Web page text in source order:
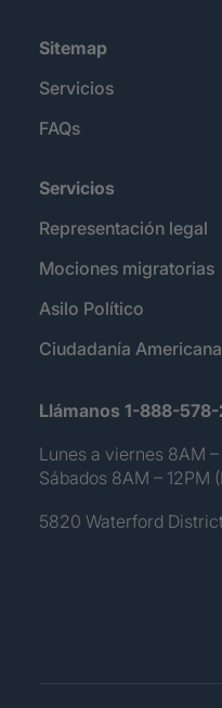
Sitemap
Servicios
FAQs
Servicios
Representación legal
Mociones migratorias
Asilo Político
Ciudadanía Americana
Llámanos 1-888-
Lunes a viernes 8AM
Sábados 8AM – 12PM
5820 Waterford